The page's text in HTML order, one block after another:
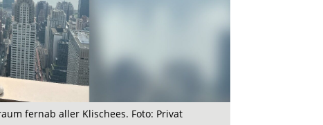
fernab aller Klischees. Foto: Privat